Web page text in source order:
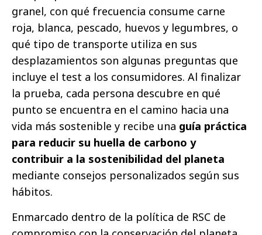
granel, con qué frecuencia consume carne
roja, blanca, pescado, huevos y legumbres, o
qué tipo de transporte utiliza en sus
desplazamientos son algunas preguntas que
incluye el test a los consumidores. Al finalizar
la prueba, cada persona descubre en qué
punto se encuentra en el camino hacia una
vida más sostenible y recibe una guía práctica
para reducir su huella de carbono y
contribuir a la sostenibilidad del planeta
mediante consejos personalizados según sus
hábitos.
Enmarcado dentro de la política de RSC de